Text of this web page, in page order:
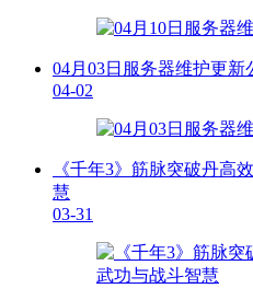
04月03日服务器维护更新
04-02
《千年3》筋脉突破丹高
慧
03-31